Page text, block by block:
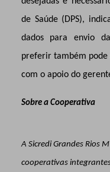
de Saúde (DPS),
dados para envio
preferir também
com o apoio do
Sobre a Cooperativa
A Sicredi Grandes Rios
cooperativas